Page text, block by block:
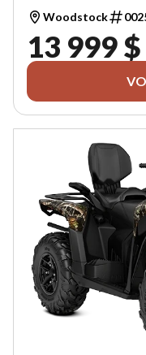
Woodstock
13 999 $